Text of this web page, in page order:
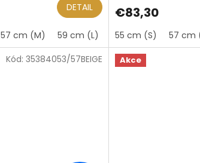
DETAIL
57 cm (M) 59 cm (L) 61 cm (XL)
€83,30
55 cm (S) 57 cm
Kód: 35384053/57BEIGE Akce